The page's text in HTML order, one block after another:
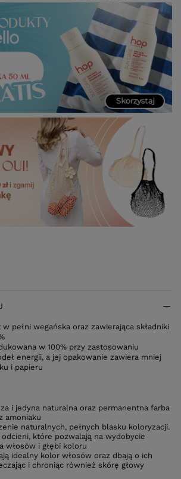
w pełni wegańska oraz zawierająca składniki
w 100% przy zastosowaniu
energii, a jej opakowanie zawiera mniej
i papieru
i jedyna naturalna oraz permanentna farba
amoniaku
naturalnych, pełnych blasku koloryzacji.
które pozwalają na wydobycie
włosów i głębi koloru
idealny kolor włosów oraz dbają o ich
i chroniąc również skórę głowy